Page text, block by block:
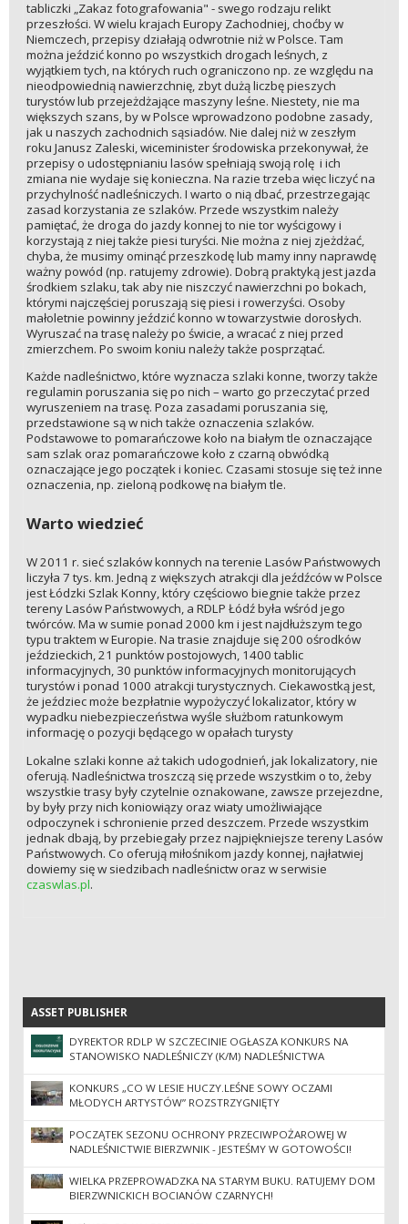
tabliczki „Zakaz fotografowania" - swego rodzaju relikt
przeszłości. W wielu krajach Europy Zachodniej, choćby w
Niemczech, przepisy działają odwrotnie niż w Polsce. Tam
można jeździć konno po wszystkich drogach leśnych, z
wyjątkiem tych, na których ruch ograniczono np. ze względu na
nieodpowiednią nawierzchnię, zbyt dużą liczbę pieszych
turystów lub przejeżdżające maszyny leśne. Niestety, nie ma
większych szans, by w Polsce wprowadzono podobne zasady,
jak u naszych zachodnich sąsiadów. Nie dalej niż w zeszłym
roku Janusz Zaleski, wiceminister środowiska przekonywał, że
przepisy o udostępnianiu lasów spełniają swoją rolę i ich
zmiana nie wydaje się konieczna. Na razie trzeba więc liczyć na
przychylność nadleśniczych. I warto o nią dbać, przestrzegając
zasad korzystania ze szlaków. Przede wszystkim należy
pamiętać, że droga do jazdy konnej to nie tor wyścigowy i
korzystają z niej także piesi turyści. Nie można z niej zjeżdżać,
chyba, że musimy ominąć przeszkodę lub mamy inny naprawdę
ważny powód (np. ratujemy zdrowie). Dobrą praktyką jest jazda
środkiem szlaku, tak aby nie niszczyć nawierzchni po bokach,
którymi najczęściej poruszają się piesi i rowerzyści. Osoby
małoletnie powinny jeździć konno w towarzystwie dorosłych.
Wyruszać na trasę należy po świcie, a wracać z niej przed
zmierzchem. Po swoim koniu należy także posprzątać.
Każde nadleśnictwo, które wyznacza szlaki konne, tworzy także
regulamin poruszania się po nich – warto go przeczytać przed
wyruszeniem na trasę. Poza zasadami poruszania się,
przedstawione są w nich także oznaczenia szlaków.
Podstawowe to pomarańczowe koło na białym tle oznaczające
sam szlak oraz pomarańczowe koło z czarną obwódką
oznaczające jego początek i koniec. Czasami stosuje się też inne
oznaczenia, np. zieloną podkowę na białym tle.
Warto wiedzieć
W 2011 r. sieć szlaków konnych na terenie Lasów Państwowych
liczyła 7 tys. km. Jedną z większych atrakcji dla jeźdźców w Polsce
jest Łódzki Szlak Konny, który częściowo biegnie także przez
tereny Lasów Państwowych, a RDLP Łódź była wśród jego
twórców. Ma w sumie ponad 2000 km i jest najdłuższym tego
typu traktem w Europie. Na trasie znajduje się 200 ośrodków
jeździeckich, 21 punktów postojowych, 1400 tablic
informacyjnych, 30 punktów informacyjnych monitorujących
turystów i ponad 1000 atrakcji turystycznych. Ciekawostką jest,
że jeździec może bezpłatnie wypożyczyć lokalizator, który w
wypadku niebezpieczeństwa wyśle służbom ratunkowym
informację o pozycji będącego w opałach turysty
Lokalne szlaki konne aż takich udogodnień, jak lokalizatory, nie
oferują. Nadleśnictwa troszczą się przede wszystkim o to, żeby
wszystkie trasy były czytelnie oznakowane, zawsze przejezdne,
by były przy nich koniowiązy oraz wiaty umożliwiające
odpoczynek i schronienie przed deszczem. Przede wszystkim
jednak dbają, by przebiegały przez najpiękniejsze tereny Lasów
Państwowych. Co oferują miłośnikom jazdy konnej, najłatwiej
dowiemy się w siedzibach nadleśnictw oraz w serwisie
czaswlas.pl.
ASSET PUBLISHER
ASSET PUBLISHER
DYREKTOR RDLP W SZCZECINIE OGŁASZA KONKURS NA
STANOWISKO NADLEŚNICZY (K/M) NADLEŚNICTWA
BIERZWNIK
KONKURS „CO W LESIE HUCZY.LEŚNE SOWY OCZAMI
MŁODYCH ARTYSTÓW” ROZSTRZYGNIĘTY
POCZĄTEK SEZONU OCHRONY PRZECIWPOŻAROWEJ W
NADLEŚNICTWIE BIERZWNIK - JESTEŚMY W GOTOWOŚCI!
WIELKA PRZEPROWADZKA NA STARYM BUKU. RATUJEMY DOM
BIERZWNICKICH BOCIANÓW CZARNYCH!